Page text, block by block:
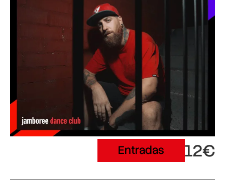
Entradas 12€